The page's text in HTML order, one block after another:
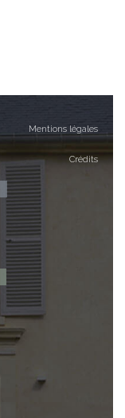
Mentions légales
Crédits